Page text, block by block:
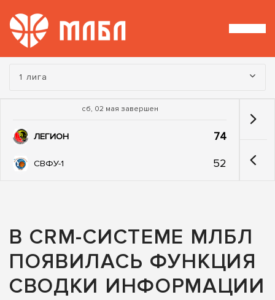
Турнир:
1 лига
сб, 02 мая завершен
ЛЕГИОН 74
СВФУ-1 52
В CRM-СИСТЕМЕ МЛБЛ
ПОЯВИЛАСЬ ФУНКЦИЯ
СВОДКИ ИНФОРМАЦИИ